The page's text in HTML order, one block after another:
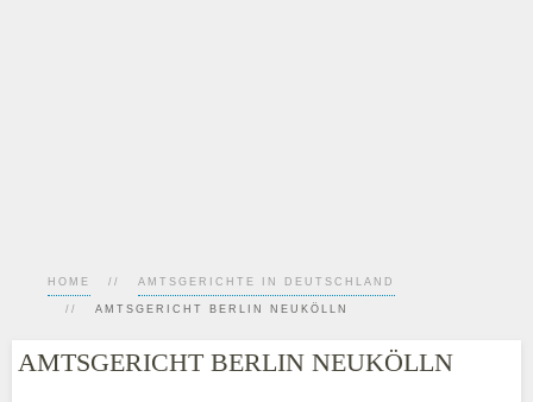
HOME AMTSGERICHTE IN DEUTSCHLAND
AMTSGERICHT BERLIN NEUKÖLLN
AMTSGERICHT BERLIN NEUKÖLLN